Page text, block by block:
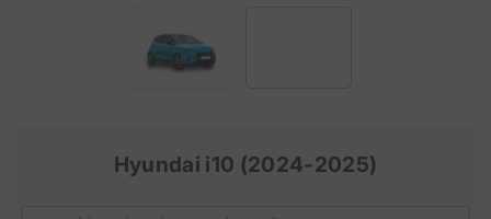
Hyundai i10 (2024-2025)